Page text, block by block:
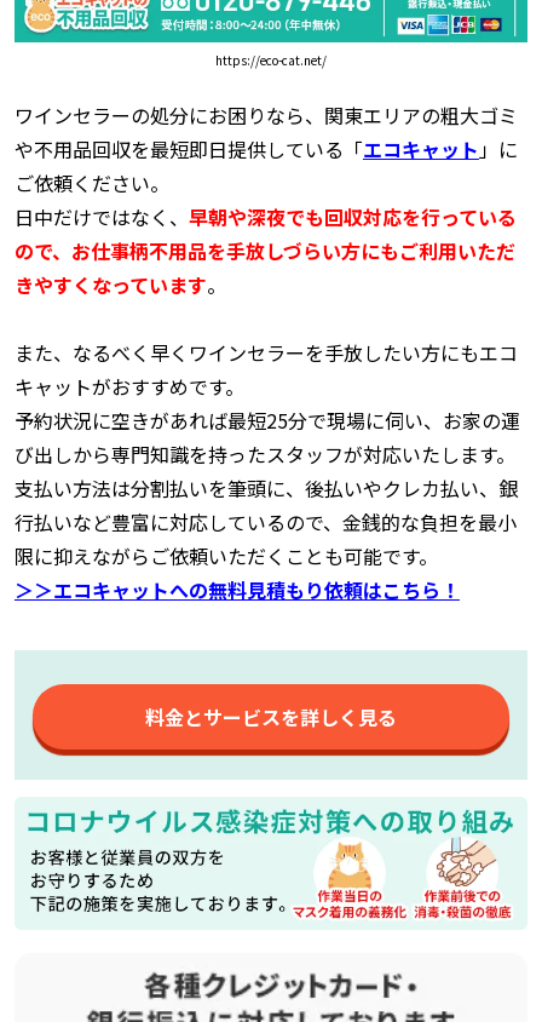
https://eco-cat.net/
ワインセラーの処分にお困りなら、関東エリアの粗大ゴミ
や不用品回収を最短即日提供している「エコキャット」に
ご依頼ください。
日中だけではなく、 早朝や深夜でも回収対応を行っている
ので、お仕事柄不用品を手放しづらい方にもご利用いただ
きやすくなっています。
また、なるべく早くワインセラーを手放したい方にもエコ
キャットがおすすめです。
予約状況に空きがあれば最短25分で現場に伺い、お家の運
び出しから専門知識を持ったスタッフが対応いたします。
支払い方法は分割払いを筆頭に、後払いやクレカ払い、銀
行払いなど豊富に対応しているので、金銭的な負担を最小
限に抑えながらご依頼いただくことも可能です。
＞＞エコキャットへの無料見積もり依頼はこちら！
料金とサービスを詳しく見る